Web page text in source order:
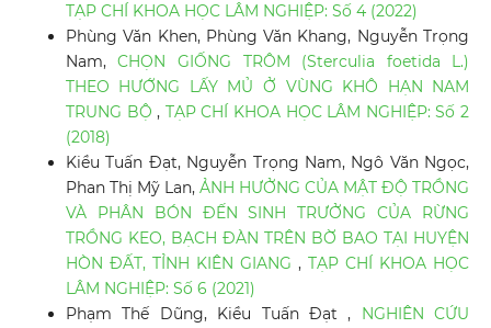
TẠP CHÍ KHOA HỌC LÂM NGHIỆP: Số 4 (2022)
Phùng Văn Khen, Phùng Văn Khang, Nguyễn Trọng
Nam,CHỌN GIỐNG TRÔM (Sterculia foetida L.)
THEO HƯỚNG LẤY MỦ Ở VÙNG KHÔ HẠN NAM
TRUNG BỘ, TẠP CHÍ KHOA HỌC LÂM NGHIỆP: Số 2
(2018)
Kiều Tuấn Đạt, Nguyễn Trọng Nam, Ngô Văn Ngọc,
Phan Thị Mỹ Lan, ẢNH HƯỞNG CỦA MẬT ĐỘ TRỒNG
VÀ PHÂN BÓN ĐẾN SINH TRƯỞNG CỦA RỪNG
TRỒNG KEO, BẠCH ĐÀN TRÊN BỜ BAO TẠI HUYỆN
HÒN ĐẤT, TỈNH KIÊN GIANG,TẠP CHÍ KHOA HỌC
LÂM NGHIỆP: Số 6 (2021)
Phạm Thế Dũng, Kiều Tuấn Đạt ,
NGHIÊN CỨU